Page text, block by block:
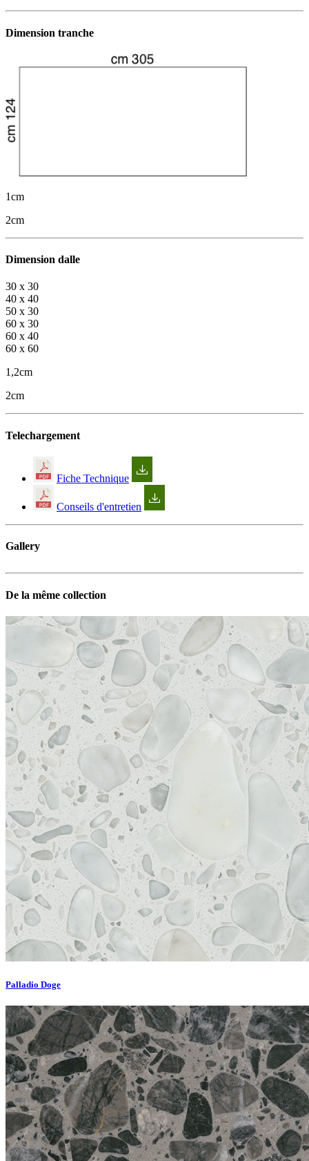
Dimension tranche
1cm
2cm
Dimension dalle
30 x 30
40 x 40
50 x 30
60 x 30
60 x 40
60 x 60
1,2cm
2cm
Telechargement
Fiche Technique
Conseils d'entretien
Gallery
De la même collection
Palladio Doge